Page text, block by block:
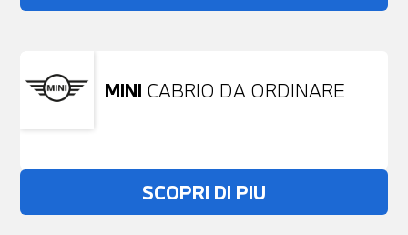
MINI CABRIO DA ORDINARE
SCOPRI DI PIU